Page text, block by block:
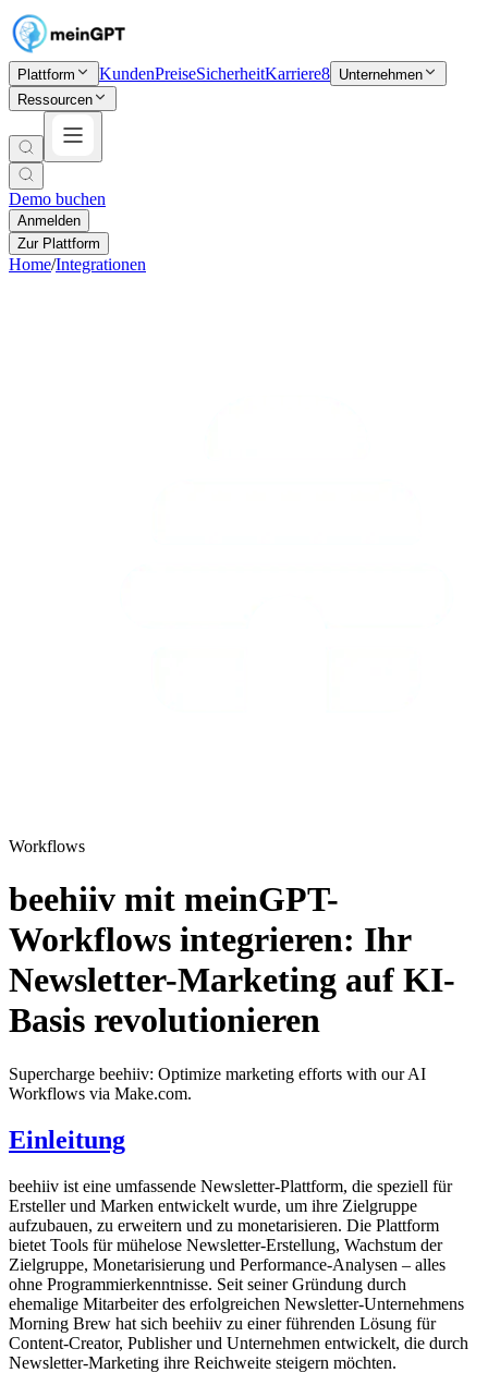
Plattform KundenPreiseSicherheitKarriere8 Unternehmen
Ressourcen
Demo buchen
Anmelden
Zur Plattform
Home/Integrationen
Workflows
beehiiv mit meinGPT-
Workflows integrieren: Ihr
Newsletter-Marketing auf KI-
Basis revolutionieren
Supercharge beehiiv: Optimize marketing efforts with our AI
Workflows via Make.com.
Einleitung
beehiiv ist eine umfassende Newsletter-Plattform, die speziell für
Ersteller und Marken entwickelt wurde, um ihre Zielgruppe
aufzubauen, zu erweitern und zu monetarisieren. Die Plattform
bietet Tools für mühelose Newsletter-Erstellung, Wachstum der
Zielgruppe, Monetarisierung und Performance-Analysen – alles
ohne Programmierkenntnisse. Seit seiner Gründung durch
ehemalige Mitarbeiter des erfolgreichen Newsletter-Unternehmens
Morning Brew hat sich beehiiv zu einer führenden Lösung für
Content-Creator, Publisher und Unternehmen entwickelt, die durch
Newsletter-Marketing ihre Reichweite steigern möchten.